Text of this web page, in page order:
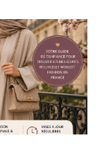
Boutiques
de
Modest
Fashion
en
France
|
Guide
Complet